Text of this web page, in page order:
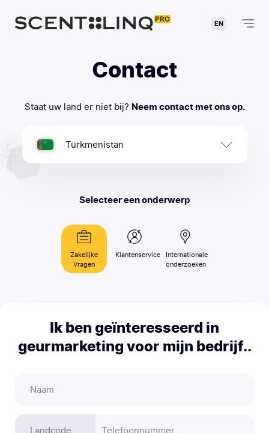
EN
Contact
Staat uw land er niet bij? Neem contact met ons op.
Turkmenistan
Selecteer een onderwerp
Zakelijke
Vragen
Klantenservice
Internationale
onderzoeken
Ik ben geïnteresseerd in
geurmarketing voor mijn bedrijf..